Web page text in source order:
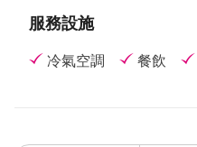
服務設施
冷氣空調 餐飲